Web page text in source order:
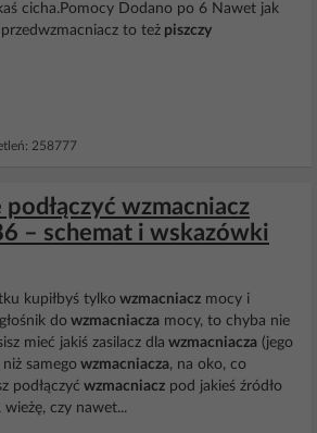
cicha.Pomocy Dodano po 6 Nawet jak
to też piszczy
258777
wzmacniacz
– schemat i wskazówki
kupiłbyś tylko wzmacniacz mocy i
do wzmacniacza mocy, to chyba nie
mieć jakiś zasilacz dla wzmacniacza (jego
samego wzmacniacza, na oko, co
podłączyć wzmacniacz pod jakieś źródło
czy nawet...